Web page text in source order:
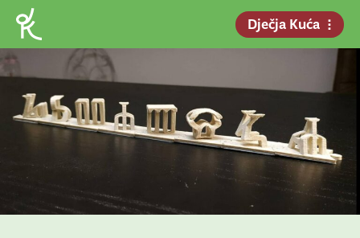
Dječja Kuća